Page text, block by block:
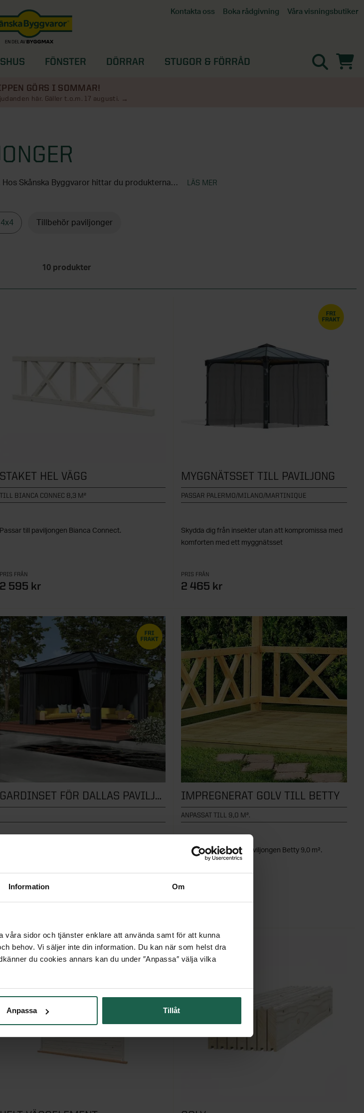
Information Om
sidor och tjänster enklare att använda samt för att kunna
behov. Vi säljer inte din information. Du kan när som helst dra
du cookies annars kan du under ″Anpassa″ välja vilka
Anpassa Tillåt
Kontakta oss Boka rådgivning Våra visningsbutiker
Göteborg
FÖNSTER DÖRRAR
STUGOR & FÖRRÅD
GÖRS I SOMMAR!
här. Gäller t.o.m. 17 augusti.
LÄS MER
Här hittar du tillbehör till våra charmiga paviljonger. Hos Skånska Byggvaror hittar du produkterna som förgyller din trädgård och ger den ett härligt extrarum.
paviljongens hållbarhet. Hos oss kan du
valet ger taket ett vackert mönster, i köpet
som du monterar ihop själv efter
med mängder av bilder och inspiration för
delar och ser till att du får dina varor
Tillbehör paviljonger
10 produkter
STAKET HEL VÄGG
TILL BIANCA CONNEC 8,3 M²
Passar till paviljongen Bianca Connect.
PRIS FRÅN
2 595 kr
MYGGNÄTSSET TILL PAVILJONG
PASSAR PALERMO/MILANO/MARTINIQUE
Skydda dig från insekter utan att kompromissa med
komforten med ett myggnätsset
PRIS FRÅN
2 465 kr
GARDINSET FÖR DALLAS PAVILJONG
3 445 kr
IMPREGNERAT GOLV TILL BETTY
ANPASSAT TILL 9,0 M².
Impregnerat golv till paviljongen Betty 9,0 m².
9 095 kr